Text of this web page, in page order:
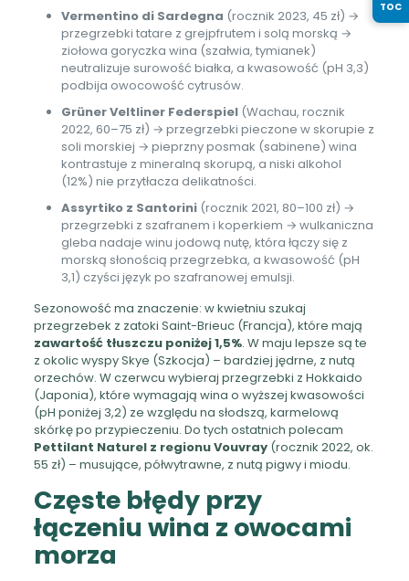
Vermentino di Sardegna (rocznik 2023, 45 zł) →
przegrzebki tatare z grejpfrutem i solą morską →
ziołowa goryczka wina (szałwia, tymianek)
neutralizuje surowość białka, a kwasowość (pH 3,3)
podbija owocowość cytrusów.
Grüner Veltliner Federspiel(Wachau, rocznik
2022, 60–75 zł) → przegrzebki pieczone w skorupie z
soli morskiej → pieprzny posmak (sabinene) wina
kontrastuje z mineralną skorupą, a niski alkohol
(12%) nie przytłacza delikatności.
Assyrtiko z Santorini(rocznik 2021, 80–100 zł) →
przegrzebki z szafranem i koperkiem → wulkaniczna
gleba nadaje winu jodową nutę, która łączy się z
morską słonością przegrzebka, a kwasowość (pH
3,1) czyści język po szafranowej emulsji.
Sezonowość ma znaczenie: w kwietniu szukaj
przegrzebek z zatoki Saint-Brieuc (Francja), które mają
zawartość tłuszczu poniżej 1,5%. W maju lepsze są te
z okolic wyspy Skye (Szkocja) – bardziej jędrne, z nutą
orzechów. W czerwcu wybieraj przegrzebki z Hokkaido
(Japonia), które wymagają wina o wyższej kwasowości
(pH poniżej 3,2) ze względu na słodszą, karmelową
skórkę po przypieczeniu. Do tych ostatnich polecam
Pettilant Naturel z regionu Vouvray(rocznik 2022, ok.
55 zł) – musujące, półwytrawne, z nutą pigwy i miodu.
Częste błędy przy
łączeniu wina z owocami
morza
TOC